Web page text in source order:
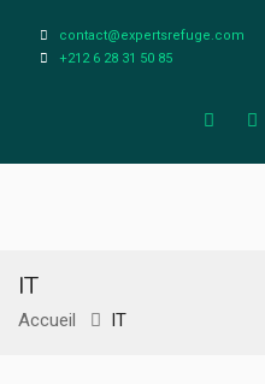
contact@expertsrefuge.com
+212 6 28 31 50 85
IT
Accueil IT